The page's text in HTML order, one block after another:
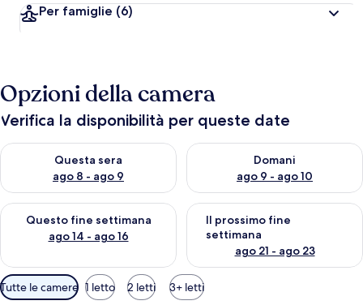
Per famiglie (6)
Opzioni della camera
Verifica la disponibilità per queste date
Questa sera
ago 8 - ago 9
Verifica la disponibilità per questa sera, ago 8 - ago 9
Domani
ago 9 - ago 10
Verifica la disponibilità per
Questo fine settimana
ago 14 - ago 16
Verifica la disponibilità per questo fine settimana, ago 14 -
Il prossimo fine
settimana
ago 21 - ago 23
Verifica la disponibilità per il
Filtri
disponibili
Tutte le camere 1 letto 2 letti 3+ letti